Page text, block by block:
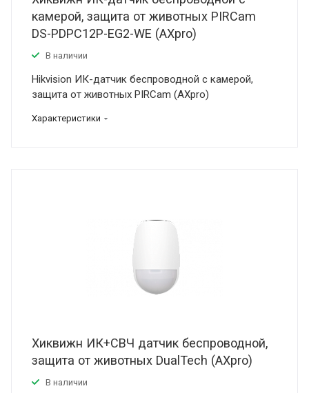
камерой, защита от животных PIRCam
DS-PDPC12P-EG2-WE (AXpro)
В наличии
Hikvision ИК-датчик беспроводной с камерой,
защита от животных PIRCam (AXpro)
Характеристики
Хиквижн ИК+СВЧ датчик беспроводной,
защита от животных DualTech (AXpro)
В наличии